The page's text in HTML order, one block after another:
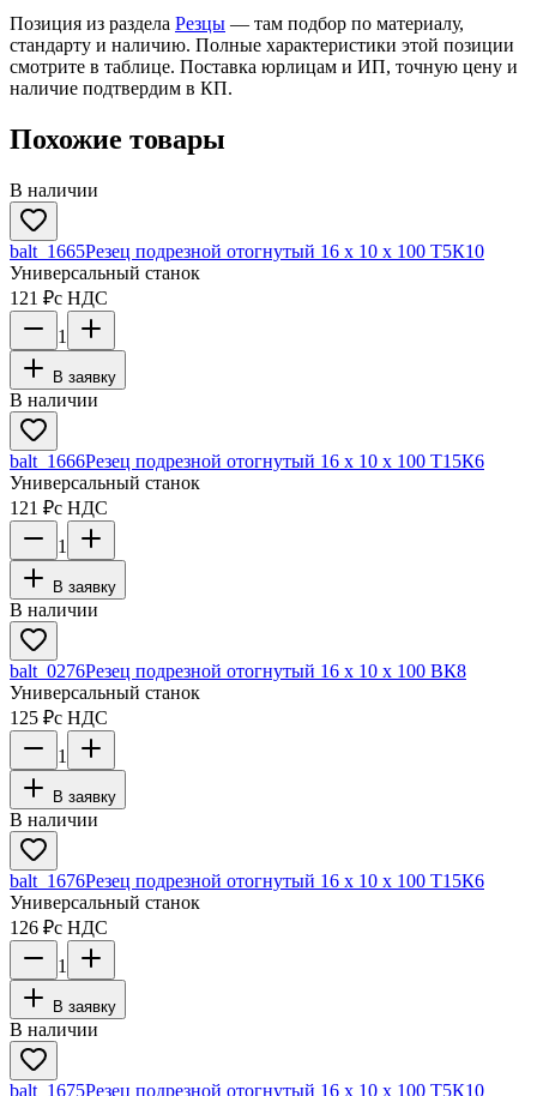
Позиция из раздела Резцы — там подбор по материалу,
стандарту и наличию. Полные характеристики этой позиции
смотрите в таблице. Поставка юрлицам и ИП, точную цену и
наличие подтвердим в КП.
Похожие товары
В наличии
balt_1665Резец подрезной отогнутый 16 х 10 х 100 Т5К10
Универсальный станок
121 ₽с НДС
1
В заявку
В наличии
balt_1666Резец подрезной отогнутый 16 х 10 х 100 Т15К6
Универсальный станок
121 ₽с НДС
1
В заявку
В наличии
balt_0276Резец подрезной отогнутый 16 х 10 х 100 ВК8
Универсальный станок
125 ₽с НДС
1
В заявку
В наличии
balt_1676Резец подрезной отогнутый 16 х 10 х 100 Т15К6
Универсальный станок
126 ₽с НДС
1
В заявку
В наличии
balt_1675Резец подрезной отогнутый 16 х 10 х 100 Т5К10